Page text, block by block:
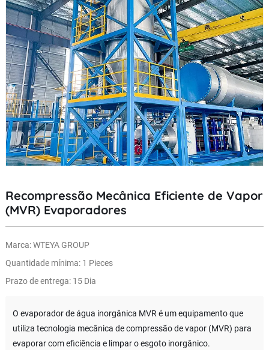
Recompressão Mecânica Eficiente de Vapor
(MVR) Evaporadores
Marca: WTEYA GROUP
Quantidade mínima: 1 Pieces
Prazo de entrega: 15 Dia
O evaporador de água inorgânica MVR é um equipamento que
utiliza tecnologia mecânica de compressão de vapor (MVR) para
evaporar com eficiência e limpar o esgoto inorgânico.